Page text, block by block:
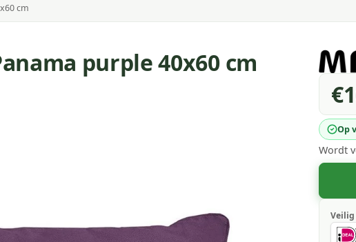
cm
purple 40x60 cm
Op
Wordt
Veilig